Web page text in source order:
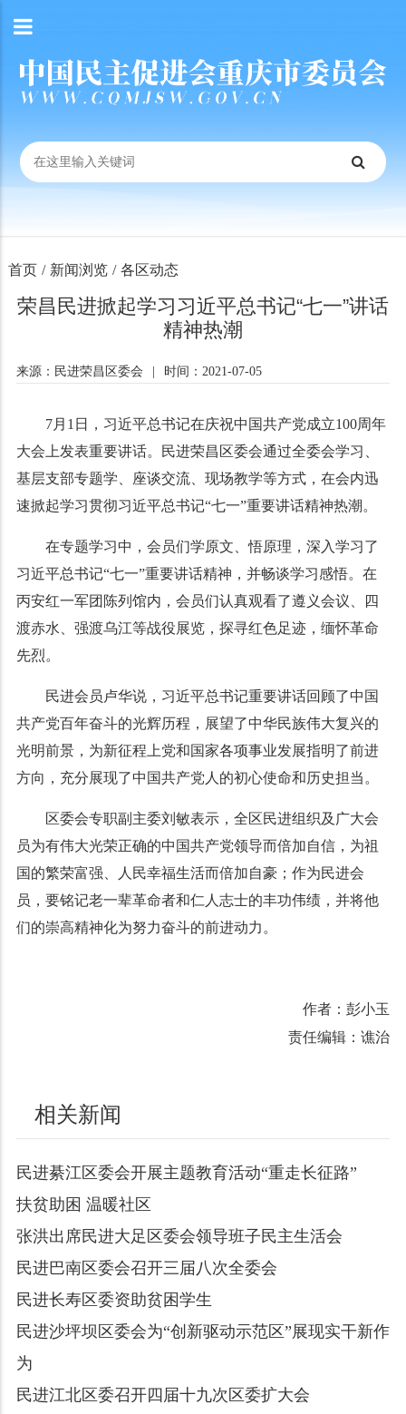
首页 / 新闻浏览 / 各区动态
荣昌民进掀起学习习近平总书记“七一”讲话
精神热潮
来源：民进荣昌区委会 时间：2021-07-05
7月1日，习近平总书记在庆祝中国共产党成立100周年
大会上发表重要讲话。民进荣昌区委会通过全委会学习、
基层支部专题学、座谈交流、现场教学等方式，在会内迅
速掀起学习贯彻习近平总书记“七一”重要讲话精神热潮。
在专题学习中，会员们学原文、悟原理，深入学习了
习近平总书记“七一”重要讲话精神，并畅谈学习感悟。在
丙安红一军团陈列馆内，会员们认真观看了遵义会议、四
渡赤水、强渡乌江等战役展览，探寻红色足迹，缅怀革命
先烈。
民进会员卢华说，习近平总书记重要讲话回顾了中国
共产党百年奋斗的光辉历程，展望了中华民族伟大复兴的
光明前景，为新征程上党和国家各项事业发展指明了前进
方向，充分展现了中国共产党人的初心使命和历史担当。
区委会专职副主委刘敏表示，全区民进组织及广大会
员为有伟大光荣正确的中国共产党领导而倍加自信，为祖
国的繁荣富强、人民幸福生活而倍加自豪；作为民进会
员，要铭记老一辈革命者和仁人志士的丰功伟绩，并将他
们的崇高精神化为努力奋斗的前进动力。
作者：彭小玉
责任编辑：谯治
相关新闻
民进綦江区委会开展主题教育活动“重走长征路”
扶贫助困 温暖社区
张洪出席民进大足区委会领导班子民主生活会
民进巴南区委会召开三届八次全委会
民进长寿区委资助贫困学生
民进沙坪坝区委会为“创新驱动示范区”展现实干新作
为
民进江北区委召开四届十九次区委扩大会